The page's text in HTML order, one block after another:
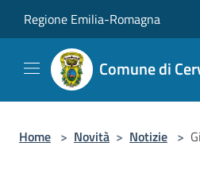
Regione Emilia-Romagna
Comune di
Home > Novità > Notizie >